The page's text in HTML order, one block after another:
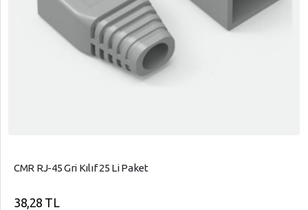
CMR RJ-45 Gri Kılıf 25 Li Paket
38,28 TL